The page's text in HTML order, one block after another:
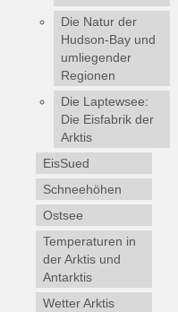
Die Natur der
Hudson-Bay und
umliegender
Regionen
Die Laptewsee:
Die Eisfabrik der
Arktis
EisSued
Schneehöhen
Ostsee
Temperaturen in
der Arktis und
Antarktis
Wetter Arktis